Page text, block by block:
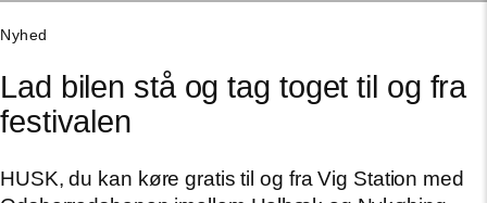
Nyhed
Lad bilen stå og tag toget til og fra
festivalen
HUSK, du kan køre gratis til og fra Vig Station med